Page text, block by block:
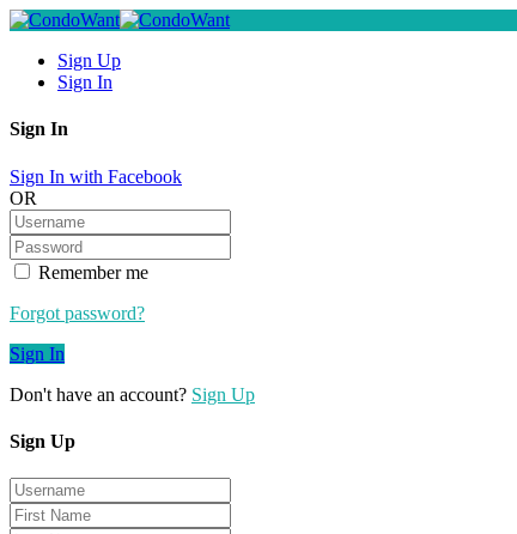
Sign Up
Sign In
Sign In
Sign In with Facebook
OR
Remember me
Forgot password?
Sign In
Don't have an account? Sign Up
Sign Up